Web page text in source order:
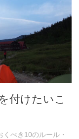
付けたいこ
べき10のルール・